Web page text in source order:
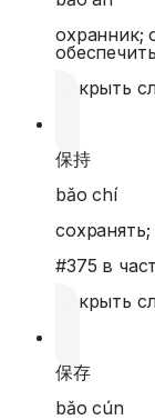
охранник;
Открыть
保持
bǎo chí
#375 в
Открыть
保存
bǎo cún